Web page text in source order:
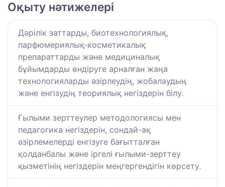
Оқыту нәтижелері
Дәрілік заттарды, биотехнологиялық,
парфюмериялық-косметикалық
препараттарды және медициналық
бұйымдарды өндіруге арналған жаңа
технологияларды әзірлеудің, жобалаудың
және енгізудің теориялық негіздерін білу.
Ғылыми зерттеулер методологиясы мен
педагогика негіздерін, сондай-ақ
әзірлемелерді енгізуге бағытталған
қолданбалы және іргелі ғылыми-зерттеу
қызметінің негіздерін меңгергендігін көрсету.